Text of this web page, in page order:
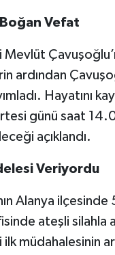
Boğan Vefat
ardından
Hayatını
günü saat
açıklandı.
Veriyordu
Alanya ilçesinde
ateşli silahla
müdahalesinin